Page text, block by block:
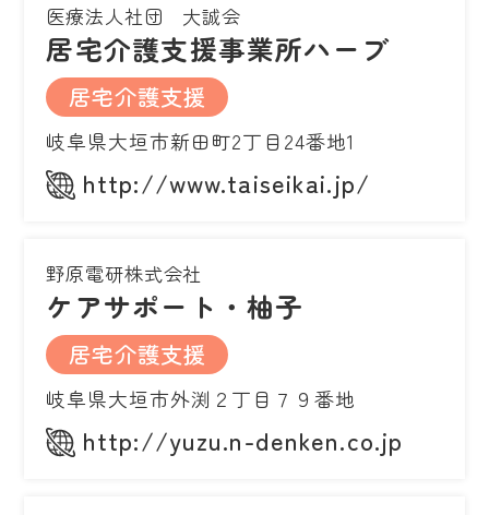
医療法人社団 大誠会
居宅介護支援事業所ハーブ
居宅介護支援
岐阜県大垣市新田町2丁目24番地1
http://www.taiseikai.jp/
野原電研株式会社
ケアサポート・柚子
居宅介護支援
岐阜県大垣市外渕２丁目７９番地
http://yuzu.n-denken.co.jp